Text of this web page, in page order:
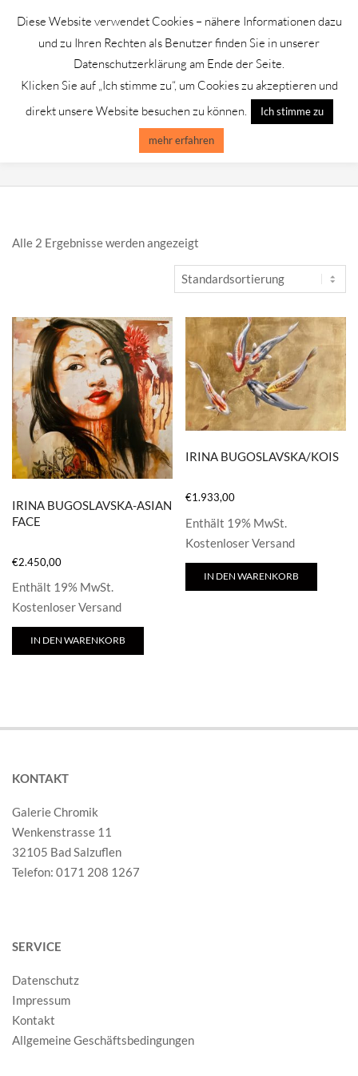
content GALERIE CHROMIK
Primary
Navigation
IRINA BUGOSLAVSKA
Alle 2 Ergebnisse werden angezeigt
IRINA BUGOSLAVSKA-ASIAN
FACE
€2.450,00
Enthält 19% MwSt.
Kostenloser Versand
IN DEN WARENKORB
IRINA BUGOSLAVSKA/KOIS
€1.933,00
Enthält 19% MwSt.
Kostenloser Versand
IN DEN WARENKORB
KONTAKT
Galerie Chromik
Wenkenstrasse 11
32105 Bad Salzuflen
Telefon: 0171 208 1267
SERVICE
Datenschutz
Impressum
Kontakt
Allgemeine Geschäftsbedingungen
Diese Website verwendet Cookies – nähere Informationen dazu
und zu Ihren Rechten als Benutzer finden Sie in unserer
Datenschutzerklärung am Ende der Seite.
Klicken Sie auf „Ich stimme zu“, um Cookies zu akzeptieren und
direkt unsere Website besuchen zu können.
Ich stimme zu
mehr erfahren